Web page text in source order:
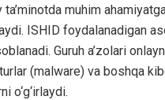
muhim
ISHID foydalanadigan
Guruh a’zolari
(malware) va boshqa
o‘g‘irlaydi.